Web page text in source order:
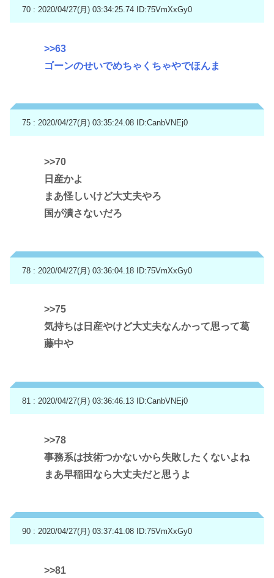
70 : 2020/04/27(月) 03:34:25.74 ID:75VmXxGy0
>>63
ゴーンのせいでめちゃくちゃやでほんま
75 : 2020/04/27(月) 03:35:24.08 ID:CanbVNEj0
>>70
日産かよ
まあ怪しいけど大丈夫やろ
国が潰さないだろ
78 : 2020/04/27(月) 03:36:04.18 ID:75VmXxGy0
>>75
気持ちは日産やけど大丈夫なんかって思って葛
藤中や
81 : 2020/04/27(月) 03:36:46.13 ID:CanbVNEj0
>>78
事務系は技術つかないから失敗したくないよね
まあ早稲田なら大丈夫だと思うよ
90 : 2020/04/27(月) 03:37:41.08 ID:75VmXxGy0
>>81